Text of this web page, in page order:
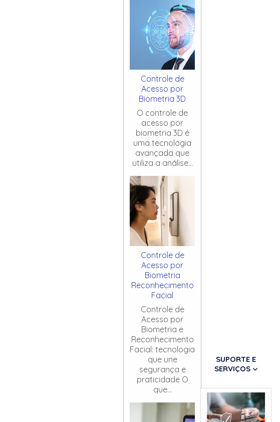
Controle de
Acesso por
Biometria 3D
O controle de
acesso por
biometria 3D é
uma tecnologia
avançada que
utiliza a análise...
Controle de
Acesso por
Biometria
Reconhecimento
Facial
Controle de
Acesso por
Biometria e
Reconhecimento
Facial: tecnologia
que une
segurança e
praticidade O
que...
SUPORTE E
SERVIÇOS